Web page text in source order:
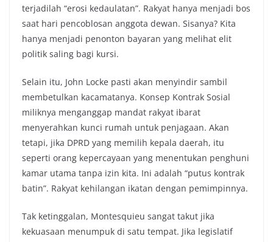
terjadilah “erosi kedaulatan”. Rakyat hanya menjadi bos
saat hari pencoblosan anggota dewan. Sisanya? Kita
hanya menjadi penonton bayaran yang melihat elit
politik saling bagi kursi.
Selain itu, John Locke pasti akan menyindir sambil
membetulkan kacamatanya. Konsep Kontrak Sosial
miliknya menganggap mandat rakyat ibarat
menyerahkan kunci rumah untuk penjagaan. Akan
tetapi, jika DPRD yang memilih kepala daerah, itu
seperti orang kepercayaan yang menentukan penghuni
kamar utama tanpa izin kita. Ini adalah “putus kontrak
batin”. Rakyat kehilangan ikatan dengan pemimpinnya.
Tak ketinggalan, Montesquieu sangat takut jika
kekuasaan menumpuk di satu tempat. Jika legislatif